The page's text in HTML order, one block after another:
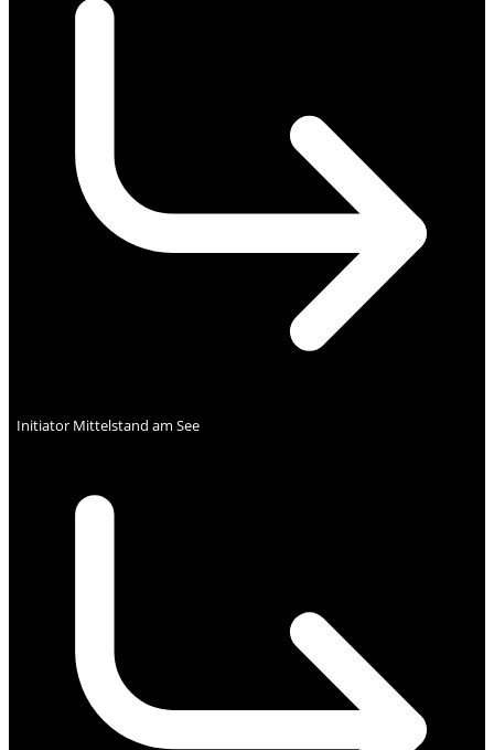
Initiator Mittelstand am See